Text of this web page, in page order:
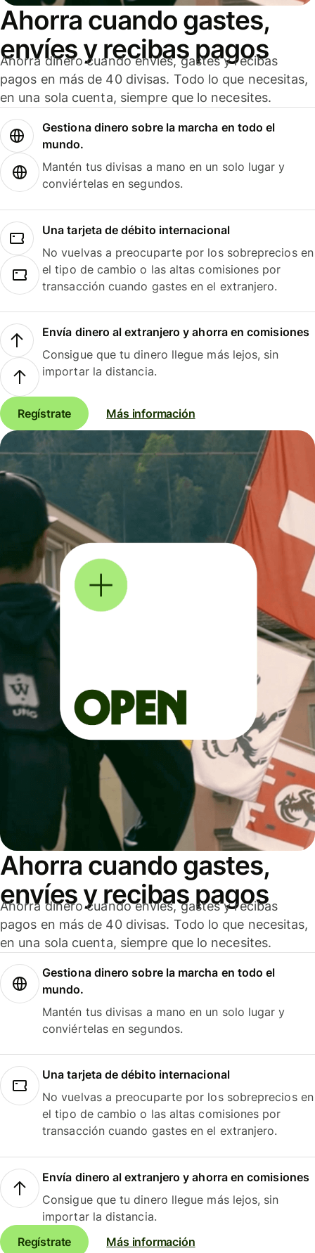
Ahorra cuando gastes,
envíes y recibas pagos
Ahorra dinero cuando envíes, gastes y recibas
pagos en más de 40 divisas. Todo lo que necesitas,
en una sola cuenta, siempre que lo necesites.
Gestiona dinero sobre la marcha en todo el
mundo.
Mantén tus divisas a mano en un solo lugar y
conviértelas en segundos.
Una tarjeta de débito internacional
No vuelvas a preocuparte por los sobreprecios en
el tipo de cambio o las altas comisiones por
transacción cuando gastes en el extranjero.
Envía dinero al extranjero y ahorra en comisiones
Consigue que tu dinero llegue más lejos, sin
importar la distancia.
Regístrate Más información
Ahorra cuando gastes,
envíes y recibas pagos
Ahorra dinero cuando envíes, gastes y recibas
pagos en más de 40 divisas. Todo lo que necesitas,
en una sola cuenta, siempre que lo necesites.
Gestiona dinero sobre la marcha en todo el
mundo.
Mantén tus divisas a mano en un solo lugar y
conviértelas en segundos.
Una tarjeta de débito internacional
No vuelvas a preocuparte por los sobreprecios en
el tipo de cambio o las altas comisiones por
transacción cuando gastes en el extranjero.
Envía dinero al extranjero y ahorra en comisiones
Consigue que tu dinero llegue más lejos, sin
importar la distancia.
Regístrate
Más información